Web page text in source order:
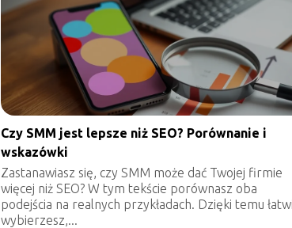
Czy SMM jest lepsze niż SEO? Porównanie i
wskazówki
Zastanawiasz się, czy SMM może dać Twojej firmie
więcej niż SEO? W tym tekście porównasz oba
podejścia na realnych przykładach. Dzięki temu
wybierzesz,...